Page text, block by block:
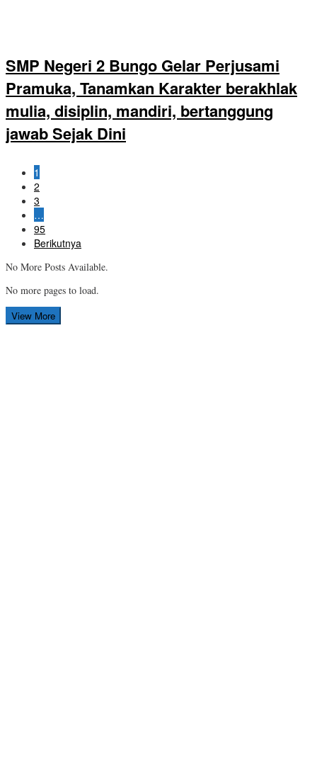
SMP Negeri 2 Bungo Gelar Perjusami
Pramuka, Tanamkan Karakter berakhlak
mulia, disiplin, mandiri, bertanggung
jawab Sejak Dini
1
2
3
…
95
Berikutnya
No More Posts Available.
No more pages to load.
View More